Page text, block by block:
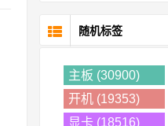
随机标签
主板 (30900)
开机 (19353)
显卡 (18516)